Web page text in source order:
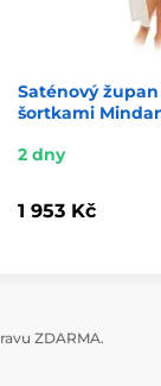
Saténový
šortkami
2 dny
1 953 Kč
ZDARMA.